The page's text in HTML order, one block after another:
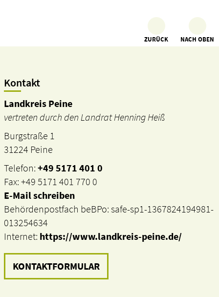
ZURÜCK NACH OBEN
Kontakt
Landkreis Peine
vertreten durch den Landrat Henning Heiß
Burgstraße 1
31224 Peine
Telefon:+49 5171 401 0
Fax: +49 5171 401 770 0
E-Mail schreiben
Behördenpostfach beBPo: safe-sp1-1367824194981-
013254634
Internet: https://www.landkreis-peine.de/
KONTAKTFORMULAR